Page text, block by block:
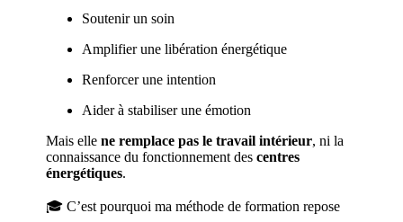
Soutenir un soin
Amplifier une libération énergétique
Renforcer une intention
Aider à stabiliser une émotion
Mais ellene remplace pas le travail intérieur, ni la
connaissance du fonctionnement descentres
énergétiques.
🎓 C’est pourquoi ma méthode de formation repose